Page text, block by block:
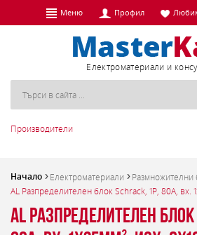
Меню Профил
Eлектроматериали и
Производители
Начало Електроматериали
Размножителни
AL Разпределителен блок Schrack, 1P, 80A, вх.
AL Разпределителен